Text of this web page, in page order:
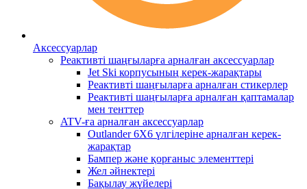
Аксессуарлар
Реактивті шаңғыларға арналған аксессуарлар
Jet Ski корпусының керек-жарақтары
Реактивті шаңғыларға арналған стикерлер
Реактивті шаңғыларға арналған қаптамалар
мен тенттер
ATV-ға арналған аксессуарлар
Outlander 6X6 үлгілеріне арналған керек-
жарақтар
Бампер және қорғаныс элементтері
Жел әйнектері
Бақылау жүйелері